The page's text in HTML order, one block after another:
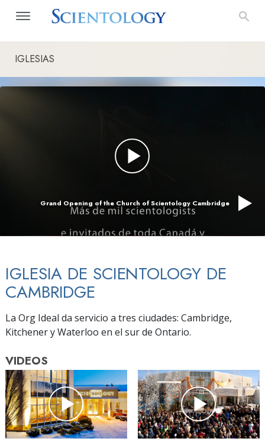
IGLESIAS
Grand Opening of the Church of Scientology Cambridge
IGLESIA DE SCIENTOLOGY DE
CAMBRIDGE
La Org Ideal da servicio a tres ciudades: Cambridge,
Kitchener y Waterloo en el sur de Ontario.
VIDEOS